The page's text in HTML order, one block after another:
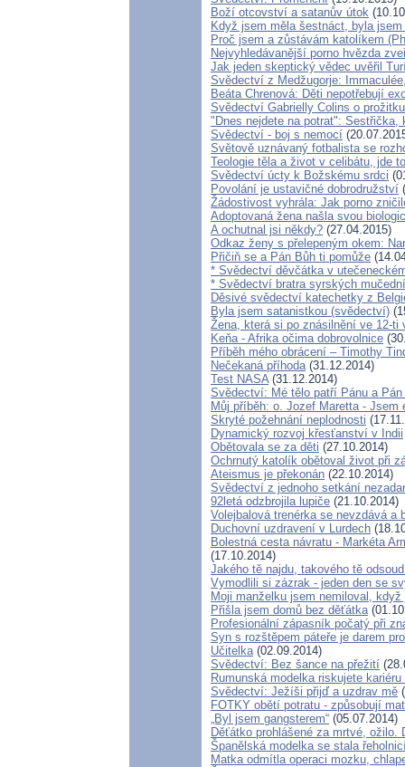
Boží otcovství a satanův útok
Když jsem měla šestnáct, byla
Proč jsem a zůstávám katolíkem
Nejvyhledávanější porno hvězda
Jak jeden skeptický vědec uvěřil
Svědectví z Medžugorje:
Beáta Chrenová: Děti nepotřebují
Svědectví Gabrielly Colins o
"Dnes nejdete na potrat":
Svědectví - boj s nemocí
Světově uznávaný fotbalista se
Teologie těla a život v celibátu, jde
Svědectví úcty k Božskému srdci
Povolání je ustavičné dobrodružství
Žádostivost vyhrála: Jak porno
Adoptovaná žena našla svou
A ochutnal jsi někdy? (27.04.2015)
Odkaz ženy s přelepeným okem:
Přičiň se a Pán Bůh ti pomůže
* Svědectví děvčátka v
* Svědectví bratra syrských
Děsivé svědectví katechetky z
Byla jsem satanistkou (svědectví)
Žena, která si po znásilnění ve 12-ti
Keňa - Afrika očima dobrovolnice
Příběh mého obrácení – Timothy
Nečekaná příhoda(31.12.2014)
Test NASA(31.12.2014)
Svědectví: Mé tělo patří Pánu a
Můj příběh: o. Jozef Maretta - Jsem
Skryté požehnání neplodnosti
Dynamický rozvoj křesťanství v Indii
Obětovala se za děti (27.10.2014)
Ochrnutý katolík obětoval život při
Ateismus je překonán (22.10.2014)
Svědectví z jednoho setkání
92letá odzbrojila lupiče (21.10.2014)
Volejbalová trenérka se nevzdává a
Duchovní uzdravení v Lurdech
Bolestná cesta návratu - Markéta
(17.10.2014)
Jakého tě najdu, takového tě
Vymodlili si zázrak - jeden den se
Moji manželku jsem nemiloval,
Přišla jsem domů bez děťátka
Profesionální zápasník počatý při
Syn s rozštěpem páteře je darem
Učitelka(02.09.2014)
Svědectví: Bez šance na přežití
Rumunská modelka riskujete
Svědectví: Ježíši přijď a uzdrav mě
FOTKY obětí potratu - způsobují
„Byl jsem gangsterem“ (05.07.2014)
Děťátko prohlášené za mrtvé, ožilo.
Španělská modelka se stala
Matka odmítla operaci mozku,